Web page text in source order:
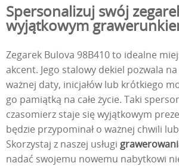
Spersonalizuj swój
wyjątkowym
Zegarek Bulova 98B410 to idealne
akcent. Jego stalowy dekiel pozwala
ważnej daty, inicjałów lub krótkiego
go pamiątką na całe życie. Taki
czasomierz staje się wyjątkowym
będzie przypominał o ważnej chwili
Skorzystaj z naszej usługi
nadać swojemu nowemu nabytkowi